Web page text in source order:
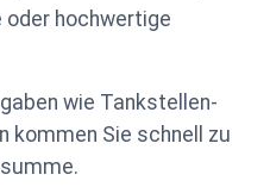
oder hochwertige
wie Tankstellen-
kommen Sie schnell zu